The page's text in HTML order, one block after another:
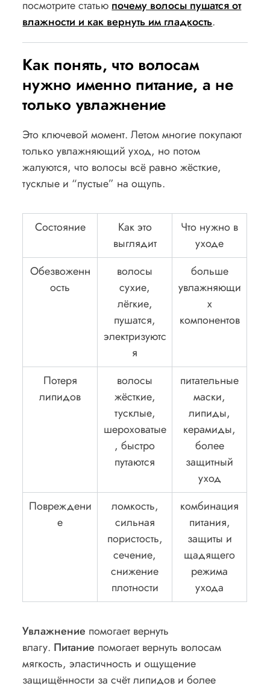
посмотрите статью почему волосы пушатся от
влажности и как вернуть им гладкость.
Как понять, что волосам
нужно именно питание, а не
только увлажнение
Это ключевой момент. Летом многие покупают
только увлажняющий уход, но потом
жалуются, что волосы всё равно жёсткие,
тусклые и “пустые” на ощупь.
Состояние
Как это
выглядит
Что нужно в
уходе
Обезвоженн
ость
волосы
сухие,
лёгкие,
пушатся,
электризуютс
я
больше
увлажняющи
х
компонентов
Потеря
липидов
волосы
жёсткие,
тусклые,
шероховатые
, быстро
путаются
питательные
маски,
липиды,
керамиды,
более
защитный
уход
Повреждени
е
ломкость,
сильная
пористость,
сечение,
снижение
плотности
комбинация
питания,
защиты и
щадящего
режима
ухода
Увлажнение помогает вернуть
влагу. Питание помогает вернуть волосам
мягкость, эластичность и ощущение
защищённости за счёт липидов и более